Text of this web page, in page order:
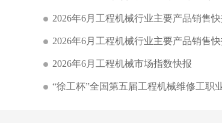
2026年6月工程机械行业主要产品销售快
2026年6月工程机械行业主要产品销售
2026年6月工程机械市场指数快报
“徐工杯”全国第五届工程机械维修工职